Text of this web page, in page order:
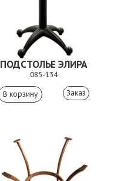
ПОДСТОЛЬЕ ЭЛИРА
085-134
Заказ